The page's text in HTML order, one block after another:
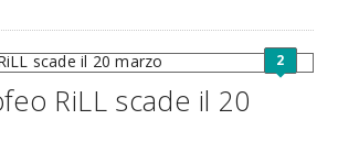
2
RiLL scade il 20